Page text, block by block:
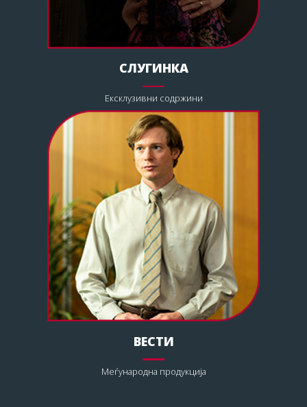
СЛУГИНКА
Ексклузивни содржини
ВЕСТИ
Меѓународна продукција